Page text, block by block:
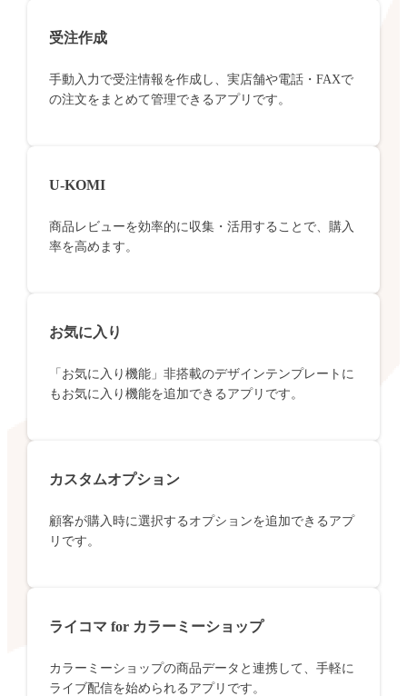
受注作成
手動入力で受注情報を作成し、実店舗や電話・FAXで
の注文をまとめて管理できるアプリです。
U-KOMI
商品レビューを効率的に収集・活用することで、購入
率を高めます。
お気に入り
「お気に入り機能」非搭載のデザインテンプレートに
もお気に入り機能を追加できるアプリです。
カスタムオプション
顧客が購入時に選択するオプションを追加できるアプ
リです。
ライコマ for カラーミーショップ
カラーミーショップの商品データと連携して、手軽に
ライブ配信を始められるアプリです。